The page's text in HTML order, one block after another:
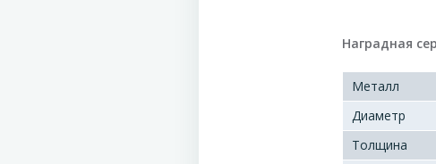
Наградная
Металл
Диаметр
Толщина